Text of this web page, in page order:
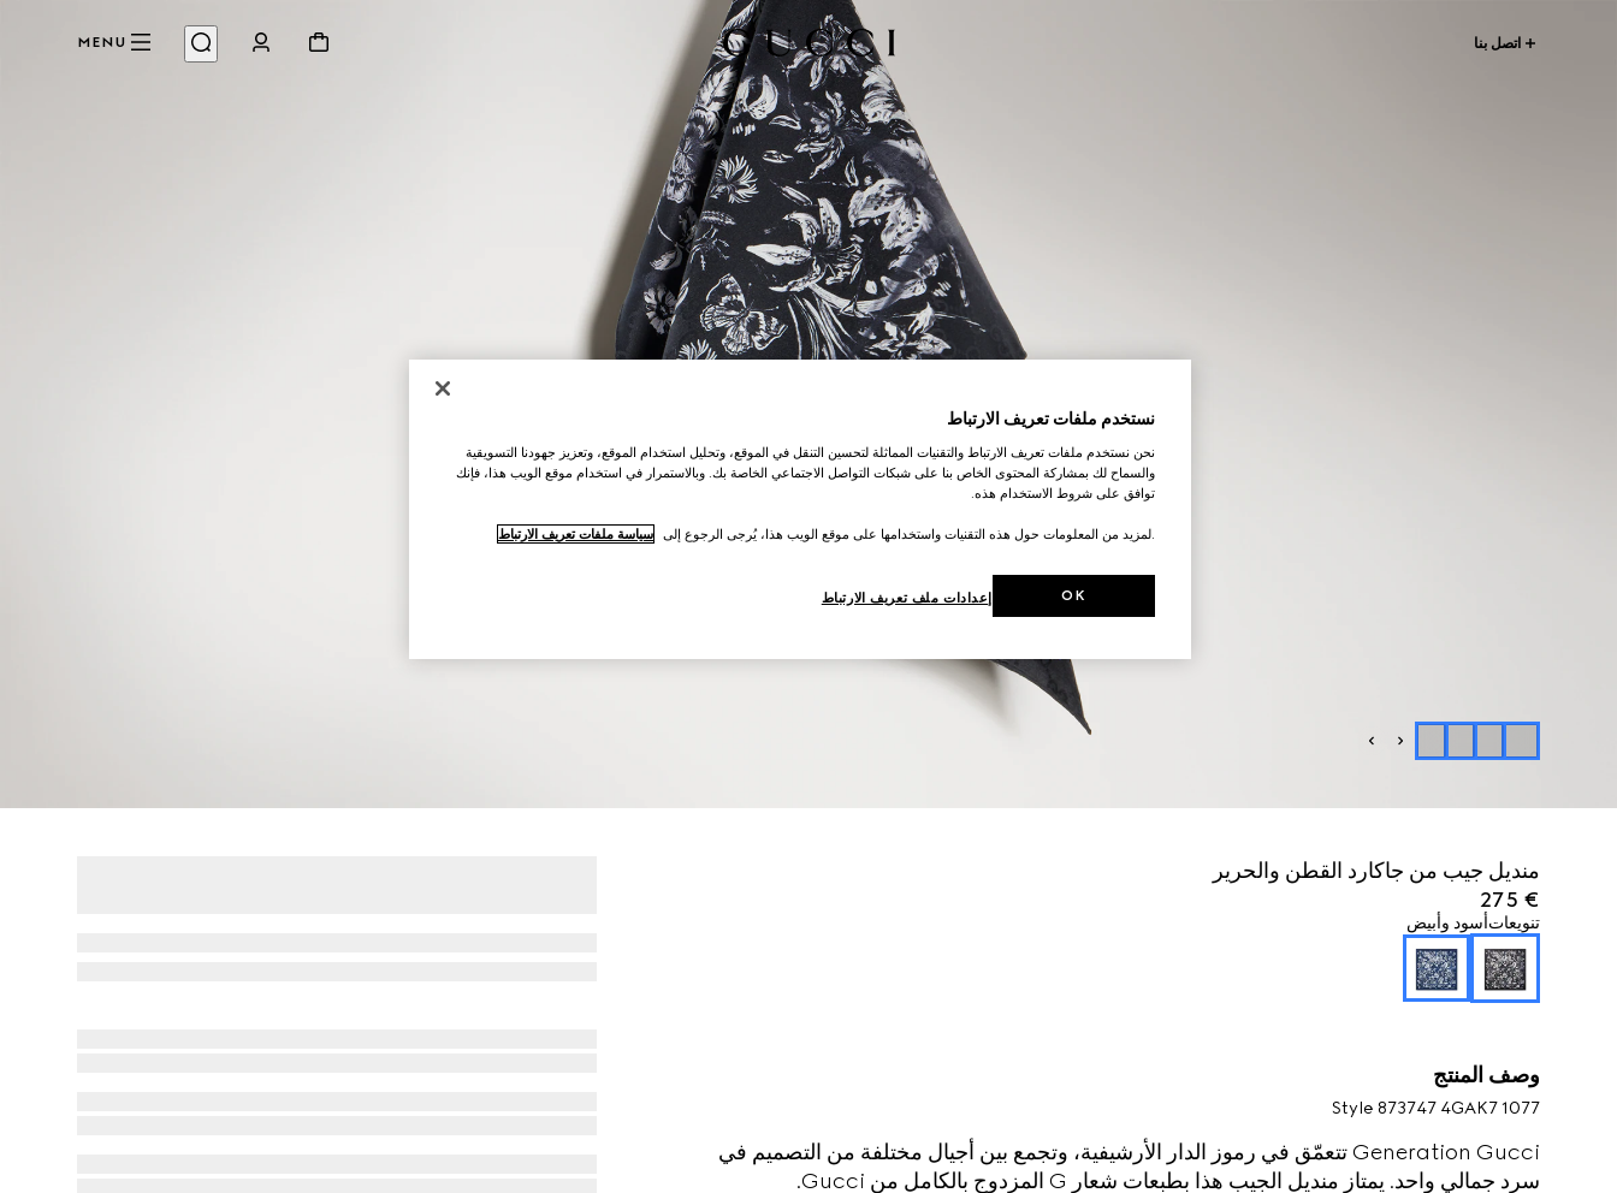
اتصل بنا MENU
منديل جيب من جاكارد القطن والحرير
€ 275
تنويعاتأسود وأبيض
وصف المنتج
Style ‎873747 4GAK7 1077
Generation Gucci تتعمّق في رموز الدار الأرشيفية، وتجمع بين أجيال مختلفة من التصميم في
سرد جمالي واحد. يمتاز منديل الجيب هذا بطبعات شعار G المزدوج بالكامل من Gucci.
نستخدم ملفات تعريف الارتباط
نحن نستخدم ملفات تعريف الارتباط والتقنيات المماثلة لتحسين التنقل في الموقع، وتحليل استخدام الموقع، وتعزيز جهودنا التسويقية
والسماح لك بمشاركة المحتوى الخاص بنا على شبكات التواصل الاجتماعي الخاصة بك. وبالاستمرار في استخدام موقع الويب هذا، فإنك
توافق على شروط الاستخدام هذه.
.لمزيد من المعلومات حول هذه التقنيات واستخدامها على موقع الويب هذا، يُرجى الرجوع إلى سياسة ملفات تعريف الارتباط
إعدادات ملف تعريف الارتباط OK